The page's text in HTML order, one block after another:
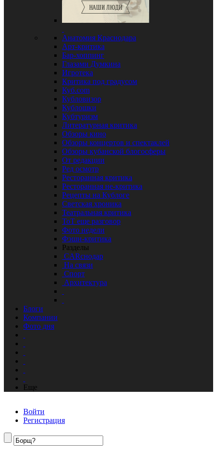
Анатомия Краснодара
Арт-критика
Бар-хоппинг
Глазами Думкина
Игротека
Критика под градусом
Куб.com
Кубловизор
Кублошки
Кубтуризм
Литературная критика
Обзоры кино
Обзоры концертов и спектаклей
Обзоры кубанской блогосферы
От редакции
Ред осмотр
Ресторанная критика
Ресторанная не-критика
Рецепты на Кублоге
Светская хроника
Театральная критика
ТоТ еще разговор
Фото недели
Фэшн-критика
Разделы
CARснодар
На связи
Спорт
Архитектура
Блоги
Компании
Фото дня
Еще
Войти
Регистрация